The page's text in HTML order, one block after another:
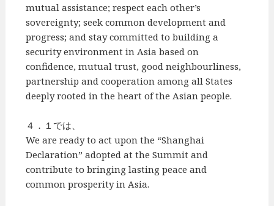
mutual assistance; respect each other’s
sovereignty; seek common development and
progress; and stay committed to building a
security environment in Asia based on
confidence, mutual trust, good neighbourliness,
partnership and cooperation among all States
deeply rooted in the heart of the Asian people.
４．１では、
We are ready to act upon the “Shanghai
Declaration” adopted at the Summit and
contribute to bringing lasting peace and
common prosperity in Asia.